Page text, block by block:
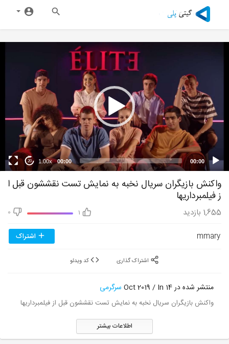
00:00
00:00
1.00x
20
واکنش بازیگران سریال نخبه به نمایش تست نقششون قبل ا
ز فیلمبرداریها
1
0 1,655 بازدید
mmary اشتراک
منتشر شده در 14 Oct 2019 / In سرگرمی
واکنش بازیگران سریال نخبه به نمایش تست نقششون قبل از فیلمبرداریها
اطلاعات بیشتر